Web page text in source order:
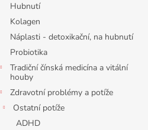
Hubnutí
Kolagen
Náplasti - detoxikační, na hubnutí
Probiotika
Tradiční čínská medicína a vitální
houby
Zdravotní problémy a potíže
Ostatní potíže
ADHD